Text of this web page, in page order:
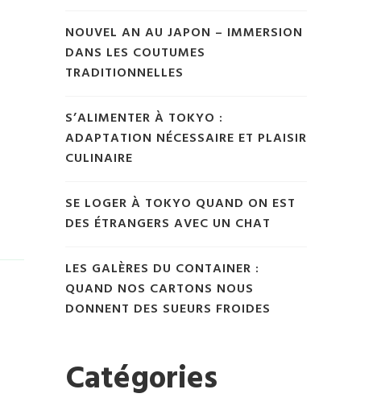
NOUVEL AN AU JAPON – IMMERSION
DANS LES COUTUMES
TRADITIONNELLES
S’ALIMENTER À TOKYO :
ADAPTATION NÉCESSAIRE ET PLAISIR
CULINAIRE
SE LOGER À TOKYO QUAND ON EST
DES ÉTRANGERS AVEC UN CHAT
LES GALÈRES DU CONTAINER :
QUAND NOS CARTONS NOUS
DONNENT DES SUEURS FROIDES
Catégories